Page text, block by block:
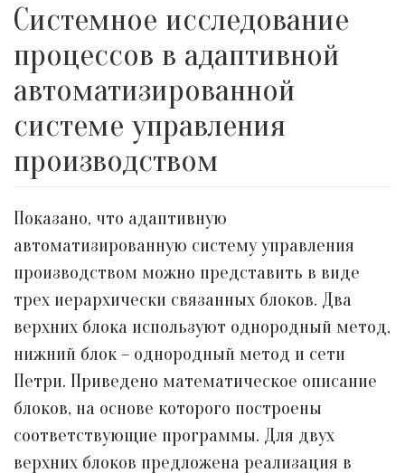
Системное исследование
процессов в адаптивной
автоматизированной
системе управления
производством
Показано, что адаптивную
автоматизированную систему управления
производством можно представить в виде
трех иерархически связанных блоков. Два
верхних блока используют однородный метод,
нижний блок – однородный метод и сети
Петри. Приведено математическое описание
блоков, на основе которого построены
соответствующие программы. Для двух
верхних блоков предложена реализация в